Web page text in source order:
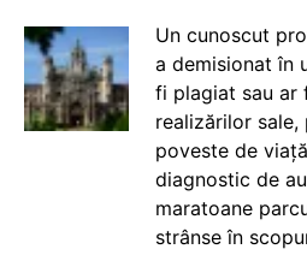
Un cunoscut
a demisionat în
fi plagiat sau ar
realizărilor
poveste de
diagnostic de
maratoane
strânse în